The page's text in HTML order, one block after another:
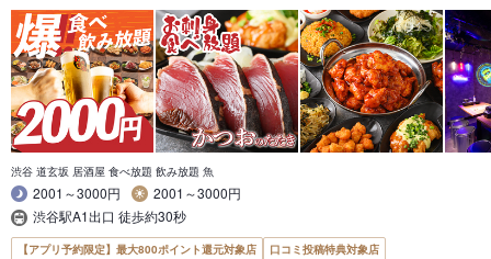
渋谷 道玄坂 居酒屋 食べ放題 飲み放題 魚
2001～3000円
2001～3000円
渋谷駅A1出口 徒歩約30秒
【アプリ予約限定】最大800ポイント還元対象店
口コミ投稿特典対象店